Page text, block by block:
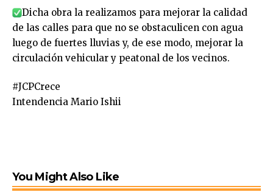
Dicha obra la realizamos para mejorar la calidad
de las calles para que no se obstaculicen con agua
luego de fuertes lluvias y, de ese modo, mejorar la
circulación vehicular y peatonal de los vecinos.
#JCPCrece
Intendencia Mario Ishii
You Might Also Like